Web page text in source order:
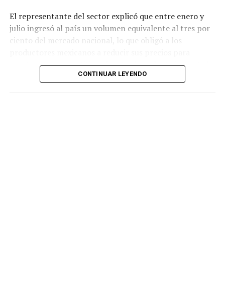
Ivette Lara Barradas, Roberto Ibáñez y Carlos Enrique
Sierra, ha cuestionado las acciones emprendidas por las
autoridades universitarias y estatales.
informado la conclusión de las investigaciones ni la
emisión de sanciones o resoluciones específicas. El
El representante del sector explicó que entre enero y
julio ingresó al país un volumen equivalente al tres por
ciento del mercado nacional, lo que obligó a los
mantenerse competitivos frente al producto importado.
CONTINUAR LEYENDO